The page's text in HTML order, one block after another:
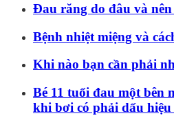
Đau răng do đâu và
Bệnh nhiệt miệng và
Khi nào bạn cần phải
Bé 11 tuổi đau một bên
khi bơi có phải dấu